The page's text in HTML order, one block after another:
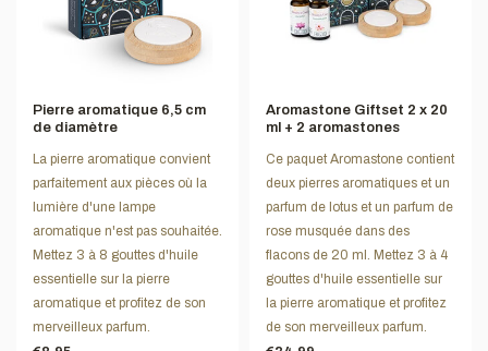
Pierre aromatique 6,5 cm
de diamètre
La pierre aromatique convient
parfaitement aux pièces où la
lumière d'une lampe
aromatique n'est pas souhaitée.
Mettez 3 à 8 gouttes d'huile
essentielle sur la pierre
aromatique et profitez de son
merveilleux parfum.
Aromastone Giftset 2 x 20
ml + 2 aromastones
Ce paquet Aromastone contient
deux pierres aromatiques et un
parfum de lotus et un parfum de
rose musquée dans des
flacons de 20 ml. Mettez 3 à 4
gouttes d'huile essentielle sur
la pierre aromatique et profitez
de son merveilleux parfum.